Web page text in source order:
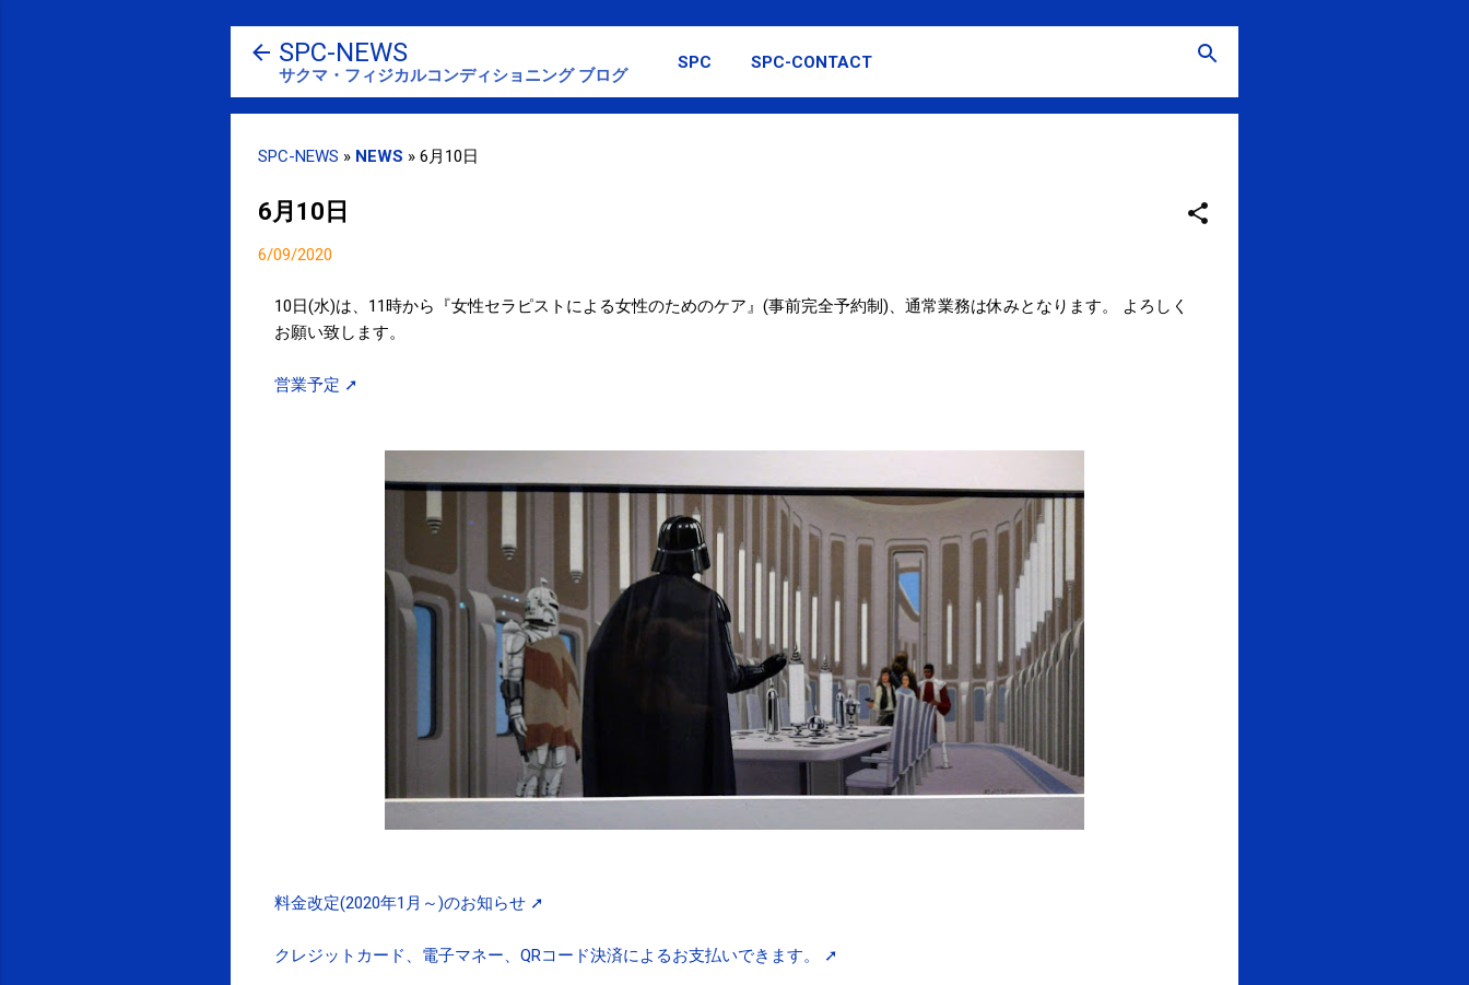
スキップしてメイン コンテンツに移動
SPC-NEWS
サクマ・フィジカルコンディショニング ブログ
SPC SPC-CONTACT
SPC-NEWS » NEWS » 6月10日
6月10日
6/09/2020
10日(水)は、11時から『女性セラピストによる女性のためのケア』(事前完全予約制)、通常業務は休みとなります。 よろしく
お願い致します。
営業予定 ➚
料金改定(2020年1月～)のお知らせ ➚
クレジットカード、電子マネー、QRコード決済によるお支払いできます。 ➚